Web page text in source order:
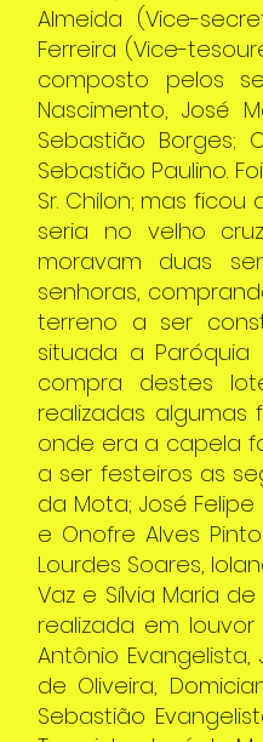
Almeida (Vice-
Ferreira (Vice-
composto pelos
Nascimento, José
Sebastião Borges;
Sebastião Paulino.
Sr. Chilon; mas
seria no velho
moravam duas
senhoras,
terreno a ser
situada a Paróquia
compra destes
realizadas algumas
onde era a capela
a ser festeiros as
da Mota; José
e Onofre Alves
Lourdes Soares,
Vaz e Sílvia Maria
realizada em louvor
Antônio
de Oliveira,
Sebastião